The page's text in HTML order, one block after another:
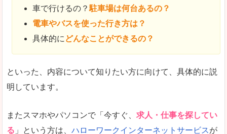
車で行けるの？駐車場は何台あるの？
電車やバスを使った行き方は？
具体的にどんなことができるの？
といった、内容について知りたい方に向けて、具体的に説
明しています。
またスマホやパソコンで「今すぐ、 求人・仕事を探してい
る 」という方は、 ハローワークインターネットサービスが